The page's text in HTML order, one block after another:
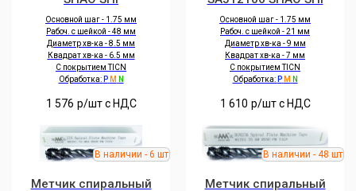
Основной шаг - 1.75 мм
Рабоч. с шейкой - 48 мм
Диаметр хв-ка - 8.5 мм
Квадрат хв-ка - 6.5 мм
С покрытием TICN
Обработка: P M N
1 576 р/шт c НДС
Основной шаг - 1.75 мм
Рабоч. с шейкой - 21 мм
Диаметр хв-ка - 9 мм
Квадрат хв-ка - 7 мм
С покрытием TICN
Обработка: P M N
1 610 р/шт c НДС
Метчик спиральный
Метчик спиральный